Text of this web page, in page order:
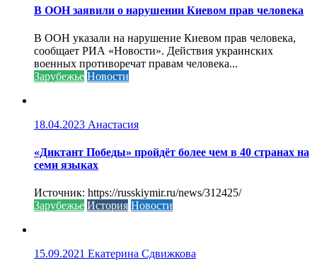
В ООН заявили о нарушении Киевом прав человека
В ООН указали на нарушение Киевом прав человека,
сообщает РИА «Новости». Действия украинских
военных противоречат правам человека...
Зарубежье Новости
18.04.2023 Анастасия
«Диктант Победы» пройдёт более чем в 40 странах на
семи языках
Источник: https://russkiymir.ru/news/312425/
Зарубежье История Новости
15.09.2021 Екатерина Сдвижкова